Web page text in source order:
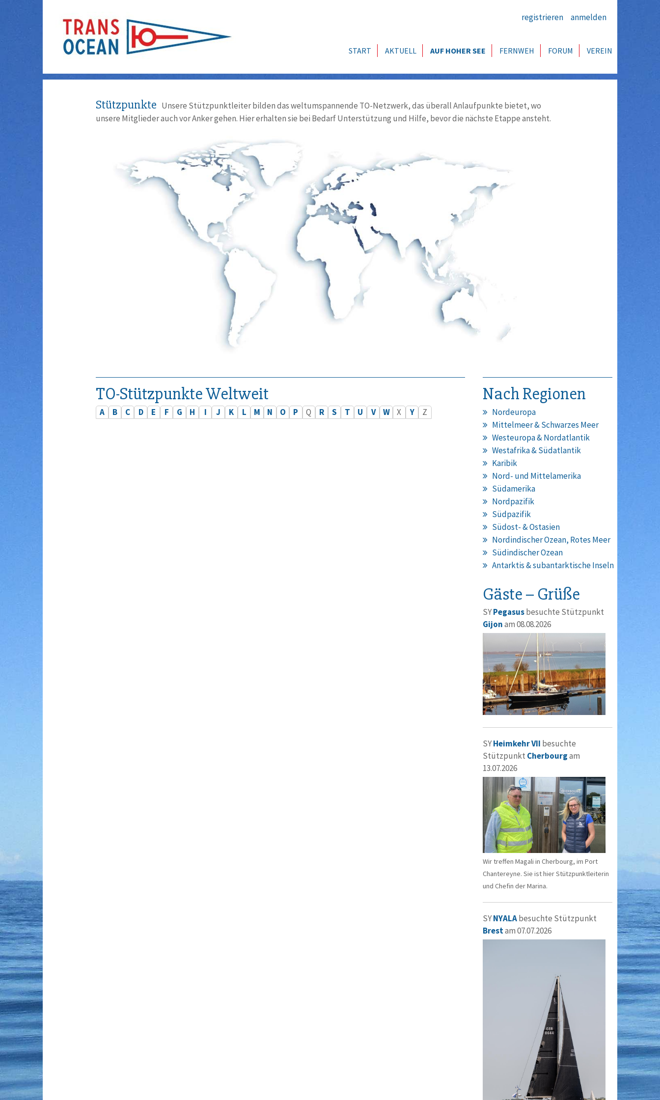
registrieren anmelden
START AKTUELL AUF HOHER SEE FERNWEH FORUM VEREIN
Stützpunkte Unsere Stützpunktleiter bilden das weltumspannende TO-Netzwerk, das überall Anlaufpunkte bietet, wo
unsere Mitglieder auch vor Anker gehen. Hier erhalten sie bei Bedarf Unterstützung und Hilfe, bevor die nächste Etappe ansteht.
TO-Stützpunkte Weltweit
A B C D E F G H I J K L M N O P Q R S T U V W X Y Z
Nach Regionen
Nordeuropa
Mittelmeer & Schwarzes Meer
Westeuropa & Nordatlantik
Westafrika & Südatlantik
Karibik
Nord- und Mittelamerika
Südamerika
Nordpazifik
Südpazifik
Südost- & Ostasien
Nordindischer Ozean, Rotes Meer
Südindischer Ozean
Antarktis & subantarktische Inseln
Gäste – Grüße
SYPegasusbesuchte Stützpunkt
Gijonam 08.08.2026
SYHeimkehr VII besuchte
Stützpunkt Cherbourgam
13.07.2026
Wir treffen Magali in Cherbourg, im Port
Chantereyne. Sie ist hier Stützpunktleiterin
und Chefin der Marina.
SYNYALAbesuchte Stützpunkt
Brestam 07.07.2026